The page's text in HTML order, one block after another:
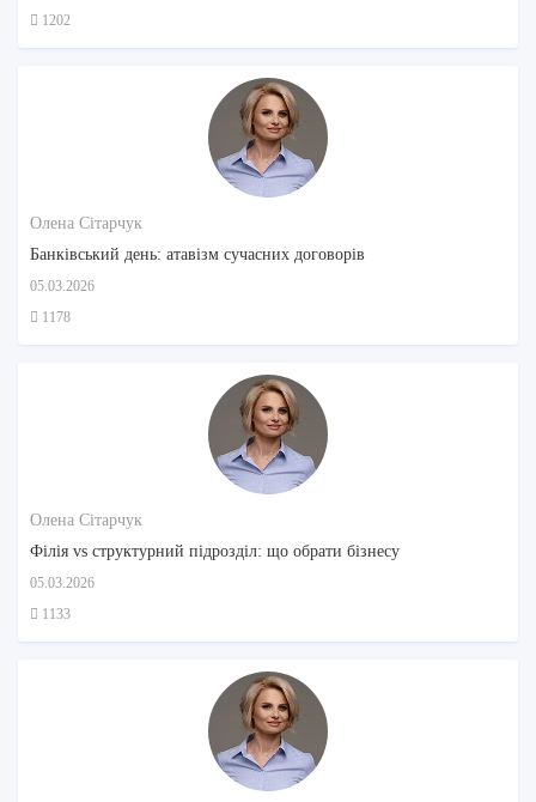
1202
Олена Сітарчук
Банківський день: атавізм сучасних договорів
05.03.2026
1178
Олена Сітарчук
Філія vs структурний підрозділ: що обрати бізнесу
05.03.2026
1133